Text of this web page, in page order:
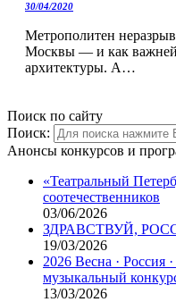
30/04/2020
Метрополитен
Москвы — и как
архитектуры. А…
Поиск по сайту
Поиск:
Анонсы конкурсов и
«Театральный
соотечественников
03/06/2026
ЗДРАВСТВУЙ,
19/03/2026
2026 Весна ·
музыкальный
13/03/2026